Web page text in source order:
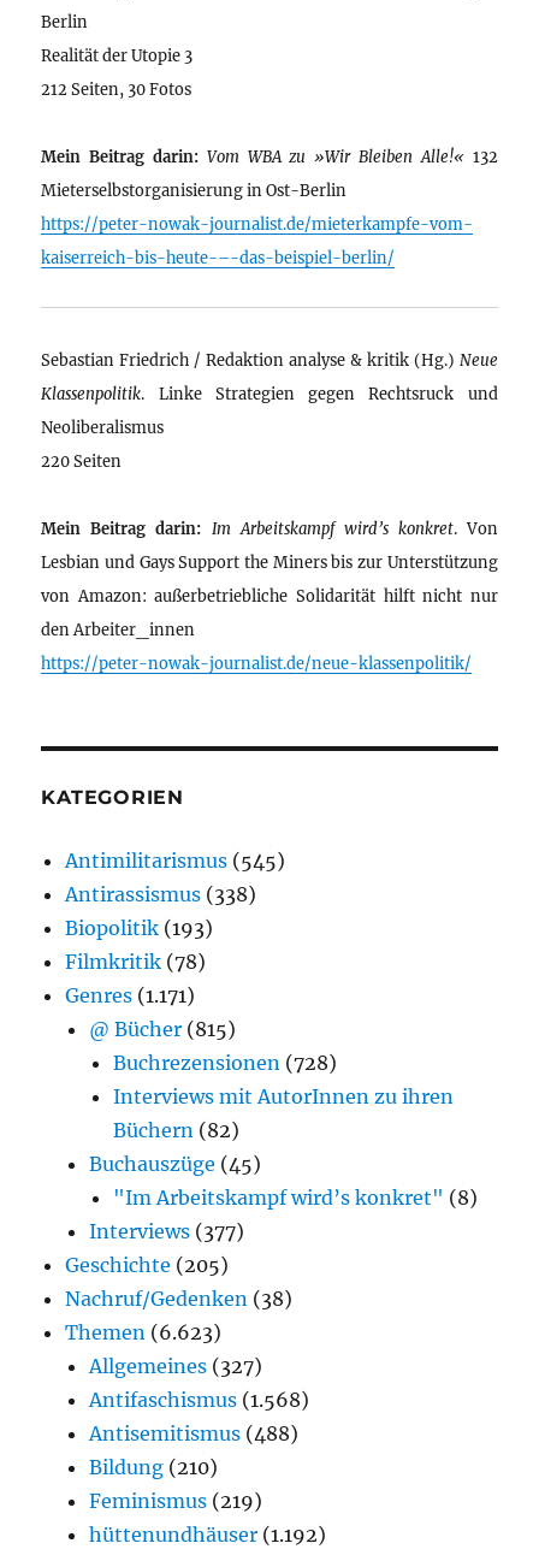
Berlin
Realität der Utopie 3
212 Seiten, 30 Fotos
Mein Beitrag darin: Vom WBA zu »Wir Bleiben Alle!« 132
Mieterselbstorganisierung in Ost-Berlin
https://peter-nowak-journalist.de/mieterkampfe-vom-
kaiserreich-bis-heute-–-das-beispiel-berlin/
Sebastian Friedrich / Redaktion analyse & kritik (Hg.) Neue
Klassenpolitik. Linke Strategien gegen Rechtsruck und
Neoliberalismus
220 Seiten
Mein Beitrag darin: Im Arbeitskampf wird’s konkret. Von
Lesbian und Gays Support the Miners bis zur Unterstützung
von Amazon: außerbetriebliche Solidarität hilft nicht nur
den Arbeiter_innen
https://peter-nowak-journalist.de/neue-klassenpolitik/
KATEGORIEN
Antimilitarismus (545)
Antirassismus (338)
Biopolitik (193)
Filmkritik (78)
Genres (1.171)
@ Bücher (815)
Buchrezensionen (728)
Interviews mit AutorInnen zu ihren
Büchern (82)
Buchauszüge (45)
"Im Arbeitskampf wird’s konkret" (8)
Interviews (377)
Geschichte (205)
Nachruf/Gedenken (38)
Themen (6.623)
Allgemeines (327)
Antifaschismus (1.568)
Antisemitismus (488)
Bildung (210)
Feminismus (219)
hüttenundhäuser (1.192)